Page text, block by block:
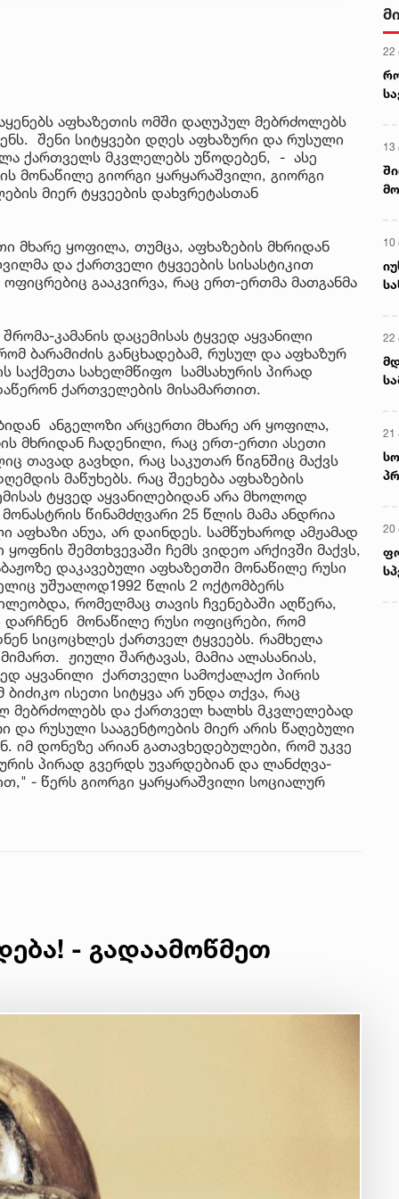
აფხაზეთის ომში დაღუპულ მებრძოლებს
შენი სიტყვები დღეს აფხაზური და რუსული
ქართველს მკვლელებს უწოდებენ, - ასე
მონაწილე გიორგი ყარყარაშვილი, გიორგი
მიერ ტყვეების დახვრეტასთან
მხარე ყოფილა, თუმცა, აფხაზების მხრიდან
და ქართველი ტყვეების სისასტიკით
გააკვირვა, რაც ერთ-ერთმა მათგანმა
კამანის დაცემისას ტყვედ აყვანილი
ბარამიძის განცხადებამ, რუსულ და აფხაზურ
საქმეთა სახელმწიფო სამსახურის პირად
ქართველების მისამართით.
ანგელოზი არცერთი მხარე არ ყოფილა,
მხრიდან ჩადენილი, რაც ერთ-ერთი ასეთი
თავად გავხდი, რაც საკუთარ წიგნშიც მაქვს
მაწუხებს. რაც შეეხება აფხაზების
ტყვედ აყვანილებიდან არა მხოლოდ
წინამძღვარი 25 წლის მამა ანდრია
ანუა, არ დაინდეს. სამწუხაროდ ამჟამად
შემთხვევაში ჩემს ვიდეო არქივში მაქვს,
დაკავებული აფხაზეთში მონაწილე რუსი
უშუალოდ1992 წლის 2 ოქტომბერს
რომელმაც თავის ჩვენებაში აღწერა,
დარჩნენ მონაწილე რუსი ოფიცრები, რომ
სიცოცხლეს ქართველ ტყვეებს. რამხელა
ჟიული შარტავას, მამია ალასანიას,
აყვანილი ქართველი სამოქალაქო პირის
ისეთი სიტყვა არ უნდა თქვა, რაც
მებრძოლებს და ქართველ ხალხს მკვლელებად
და რუსული სააგენტოების მიერ არის წაღებული
დონეზე არიან გათავხედებულები, რომ უკვე
პირად გვერდს უვარდებიან და ლანძღვა-
- წერს გიორგი ყარყარაშვილი სოციალურ
- გადაამოწმეთ
3